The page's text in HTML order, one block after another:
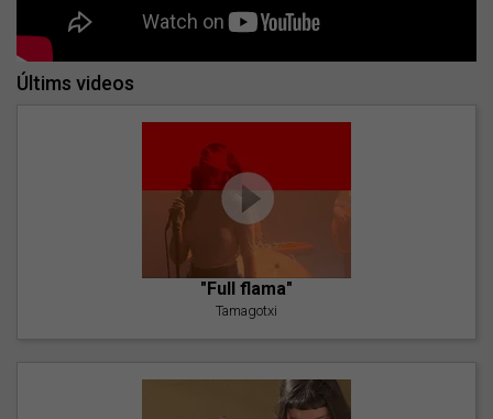
Últims videos
"Full flama"
Tamagotxi